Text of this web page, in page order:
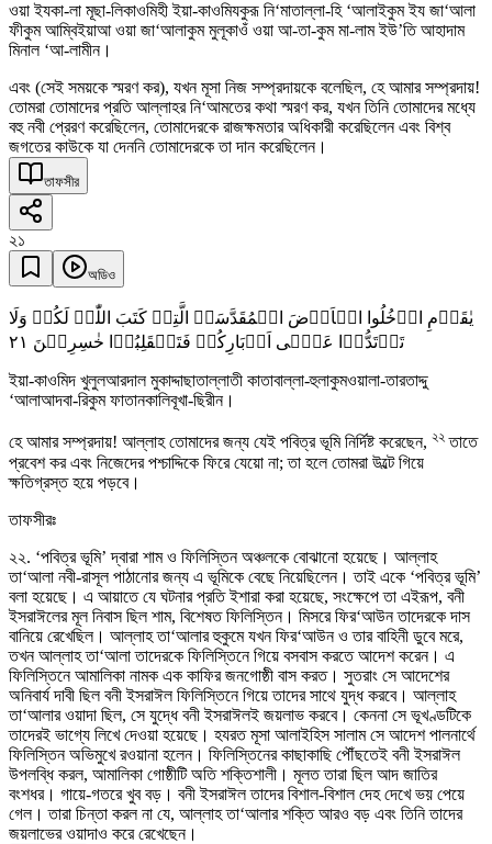
ওয়া ইযকা-লা মূছা-লিকাওমিহী ইয়া-কাওমিযকুরূ নি‘মাতাল্লা-হি ‘আলাইকুম ইয জা‘আলা
ফীকুম আম্বিইয়াআ ওয়া জা‘আলাকুম মুলূকাওঁ ওয়া আ-তা-কুম মা-লাম ইউ’তি আহাদাম
মিনাল ‘আ-লামীন।
এবং (সেই সময়কে স্মরণ কর), যখন মূসা নিজ সম্প্রদায়কে বলেছিল, হে আমার সম্প্রদায়!
তোমরা তোমাদের প্রতি আল্লাহর নি‘আমতের কথা স্মরণ কর, যখন তিনি তোমাদের মধ্যে
বহু নবী প্রেরণ করেছিলেন, তোমাদেরকে রাজক্ষমতার অধিকারী করেছিলেন এবং বিশ্ব
জগতের কাউকে যা দেননি তোমাদেরকে তা দান করেছিলেন।
তাফসীর
২১
অডিও
یٰقَوۡمِ ادۡخُلُوا الۡاَرۡضَ الۡمُقَدَّسَۃَ الَّتِیۡ کَتَبَ اللّٰہُ لَکُمۡ وَلَا
تَرۡتَدُّوۡا عَلٰۤی اَدۡبَارِکُمۡ فَتَنۡقَلِبُوۡا خٰسِرِیۡنَ ٢١
ইয়া-কাওমিদ খুলুলআরদাল মুকাদ্দাছাতাল্লাতী কাতাবাল্লা-হুলাকুমওয়ালা-তারতাদ্দু
‘আলাআদবা-রিকুম ফাতানকালিবূখা-ছিরীন।
হে আমার সম্প্রদায়! আল্লাহ তোমাদের জন্য যেই পবিত্র ভূমি নির্দিষ্ট করেছেন, ২২ তাতে
প্রবেশ কর এবং নিজেদের পশ্চাদ্দিকে ফিরে যেয়ো না; তা হলে তোমরা উল্টে গিয়ে
ক্ষতিগ্রস্ত হয়ে পড়বে।
তাফসীরঃ
২২. ‘পবিত্র ভূমি’ দ্বারা শাম ও ফিলিস্তিন অঞ্চলকে বোঝানো হয়েছে। আল্লাহ
তা‘আলা নবী-রাসূল পাঠানোর জন্য এ ভূমিকে বেছে নিয়েছিলেন। তাই একে ‘পবিত্র ভূমি’
বলা হয়েছে। এ আয়াতে যে ঘটনার প্রতি ইশারা করা হয়েছে, সংক্ষেপে তা এইরূপ, বনী
ইসরাঈলের মূল নিবাস ছিল শাম, বিশেষত ফিলিস্তিন। মিসরে ফির‘আউন তাদেরকে দাস
বানিয়ে রেখেছিল। আল্লাহ তা‘আলার হুকুমে যখন ফির‘আউন ও তার বাহিনী ডুবে মরে,
তখন আল্লাহ তা‘আলা তাদেরকে ফিলিস্তিনে গিয়ে বসবাস করতে আদেশ করেন। এ
ফিলিস্তিনে আমালিকা নামক এক কাফির জনগোষ্ঠী বাস করত। সুতরাং সে আদেশের
অনিবার্য দাবী ছিল বনী ইসরাঈল ফিলিস্তিনে গিয়ে তাদের সাথে যুদ্ধ করবে। আল্লাহ
তা‘আলার ওয়াদা ছিল, সে যুদ্ধে বনী ইসরাঈলই জয়লাভ করবে। কেননা সে ভূখণ্ডটিকে
তাদেরই ভাগ্যে লিখে দেওয়া হয়েছে। হযরত মূসা আলাইহিস সালাম সে আদেশ পালনার্থে
ফিলিস্তিন অভিমুখে রওয়ানা হলেন। ফিলিস্তিনের কাছাকাছি পৌঁছতেই বনী ইসরাঈল
উপলব্ধি করল, আমালিকা গোষ্ঠীটি অতি শক্তিশালী। মূলত তারা ছিল আদ জাতির
বংশধর। গায়ে-গতরে খুব বড়। বনী ইসরাঈল তাদের বিশাল-বিশাল দেহ দেখে ভয় পেয়ে
গেল। তারা চিন্তা করল না যে, আল্লাহ তা‘আলার শক্তি আরও বড় এবং তিনি তাদের
জয়লাভের ওয়াদাও করে রেখেছেন।